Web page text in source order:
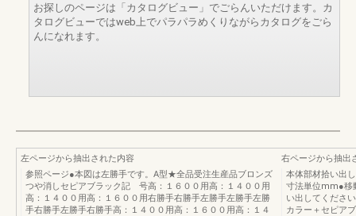
お探しのページは「カタログビュー」でごらんいただけます。カ
タログビューではweb上でパラパラめくりながらカタログをごら
んになれます。
左ページから抽出された内容
参照ページ●本図は左勝手です。A型★全品受注生産品ブロンズ
つや消しセピアブラック記 号高：１６００用高：１４００用
高：１４００用高：１６００用右勝手右勝手左勝手左勝手左勝
手右勝手左勝手右勝手高：１４００用高：１６００用高：１４
右ページから抽出
本体部材拾い出
寸法単位mm●移
い出してくださ
カラー＋セピア